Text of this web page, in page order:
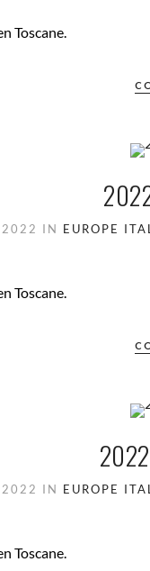
Toscane.
IN EUROPE
Toscane.
IN EUROPE
Toscane.